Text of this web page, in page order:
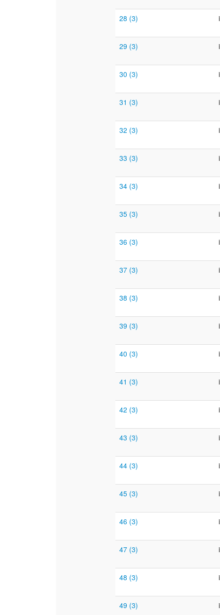
28 (3)
29 (3)
30 (3)
31 (3)
32 (3)
33 (3)
34 (3)
35 (3)
36 (3)
37 (3)
38 (3)
39 (3)
40 (3)
41 (3)
42 (3)
43 (3)
44 (3)
45 (3)
46 (3)
47 (3)
48 (3)
49 (3)